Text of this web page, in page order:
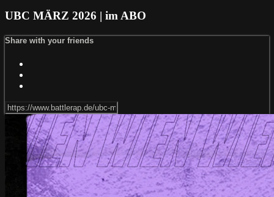
UBC MÄRZ 2026 | im ABO
Share with your friends